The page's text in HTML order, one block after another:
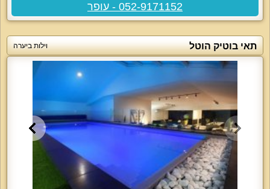
052-9171152 - עופר
תאי בוטיק הוטל וילות ביערה